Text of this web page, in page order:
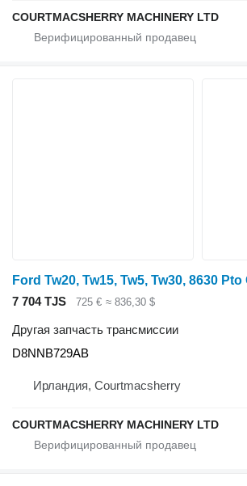
COURTMACSHERRY MACHINERY LTD
7 704 TJS 725 € ≈ 836,30 $
Другая запчасть трансмиссии
D8NNB729AB
Ирландия, Courtmacsherry
COURTMACSHERRY MACHINERY LTD